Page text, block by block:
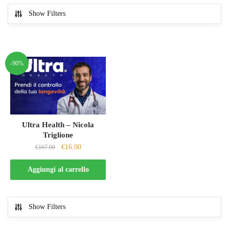
Show Filters
-90%
Ultra Health – Nicola
Triglione
€167.00
Il
prezzo
originale
era:
€16.00Il
prezzo
attuale
è:
Aggiungi al carrello
Show Filters